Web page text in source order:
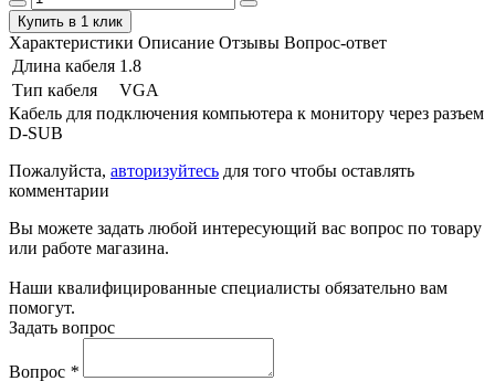
Купить в 1 клик
Характеристики Описание Отзывы Вопрос-ответ
Длина кабеля 1.8
Тип кабеля
VGA
Кабель для подключения компьютера к монитору через разъем
D-SUB
Пожалуйста, авторизуйтесь для того чтобы оставлять
комментарии
Вы можете задать любой интересующий вас вопрос по товару
или работе магазина.
Наши квалифицированные специалисты обязательно вам
помогут.
Задать вопрос
Вопрос *